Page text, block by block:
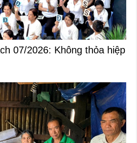
07/2026: Không thỏa hiệp